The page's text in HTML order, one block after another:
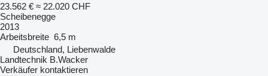
23.562 € ≈ 22.020 CHF
Scheibenegge
2013
Arbeitsbreite 6,5 m
Deutschland, Liebenwalde
Landtechnik B.Wacker
Verkäufer kontaktieren